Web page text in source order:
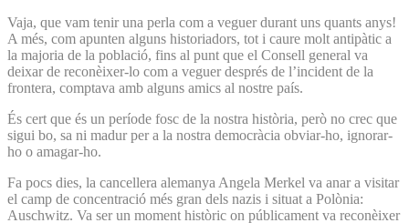
Vaja, que vam tenir una perla com a veguer durant uns quants anys!
A més, com apunten alguns historiadors, tot i caure molt antipàtic a
la majoria de la població, fins al punt que el Consell general va
deixar de reconèixer-lo com a veguer després de l’incident de la
frontera, comptava amb alguns amics al nostre país.
És cert que és un període fosc de la nostra història, però no crec que
sigui bo, sa ni madur per a la nostra democràcia obviar-ho, ignorar-
ho o amagar-ho.
Fa pocs dies, la cancellera alemanya Angela Merkel va anar a visitar
el camp de concentració més gran dels nazis i situat a Polònia:
Auschwitz. Va ser un moment històric on públicament va reconèixer